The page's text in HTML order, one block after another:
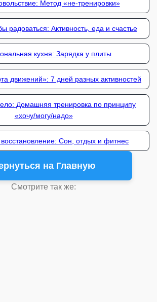
Метод «не-тренировки»
радоваться: Активность, еда и счастье
кухня: Зарядка у плиты
движений»: 7 дней разных активностей
Домашняя тренировка по принципу
«хочу/могу/надо»
Сон, отдых и фитнес
на Главную
Смотрите так же: